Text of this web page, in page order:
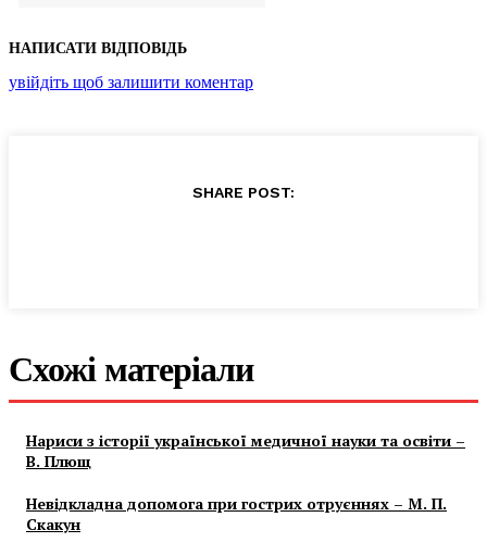
НАПИСАТИ ВІДПОВІДЬ
увійдіть щоб залишити коментар
SHARE POST:
Схожі матеріали
Нариси з історії української медичної науки та освіти –
В. Плющ
Невідкладна допомога при гострих отруєннях – М. П.
Скакун